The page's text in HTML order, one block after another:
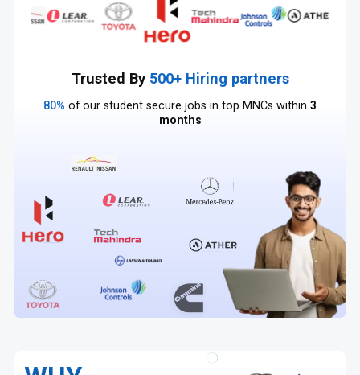
Trusted By 500+ Hiring partners
80% of our student secure jobs in top MNCs within 3
months